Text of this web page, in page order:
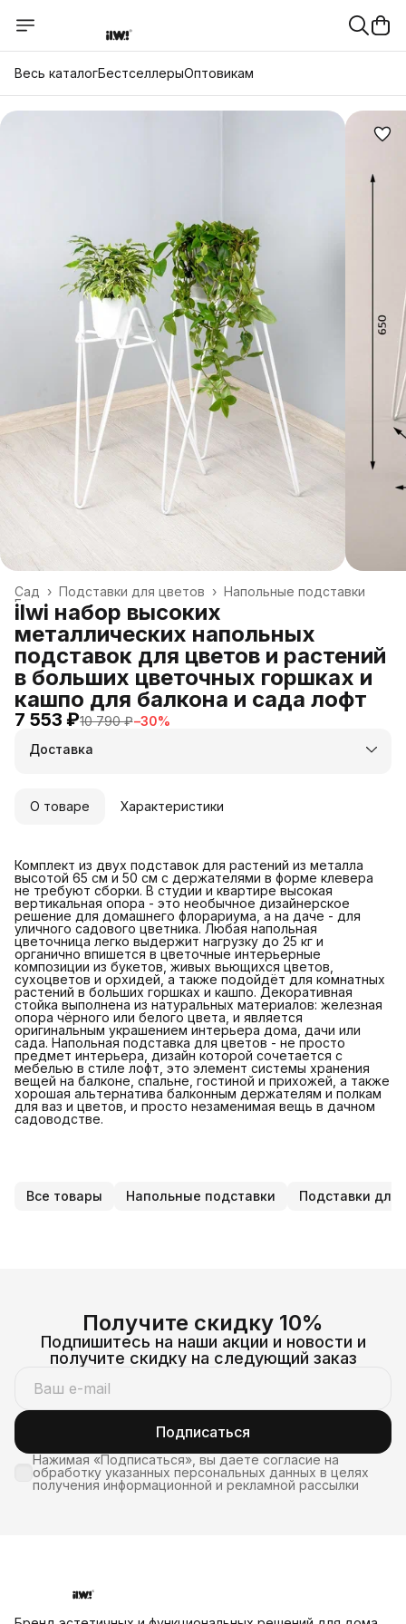
Весь каталогБестселлерыОптовикам
Напольные подставки
Подставки для цветов ›
Сад ›
Главная
ilwi набор высоких
металлических напольных
подставок для цветов и растений
в больших цветочных горшках и
кашпо для балкона и сада лофт
7 553 ₽10 790 ₽−30%
Доставка
О товаре Характеристики
Комплект из двух подставок для растений из металла
высотой 65 см и 50 см с держателями в форме клевера
не требуют сборки. В студии и квартире высокая
вертикальная опора - это необычное дизайнерское
решение для домашнего флорариума, а на даче - для
уличного садового цветника. Любая напольная
цветочница легко выдержит нагрузку до 25 кг и
органично впишется в цветочные интерьерные
композиции из букетов, живых вьющихся цветов,
сухоцветов и орхидей, а также подойдёт для комнатных
растений в больших горшках и кашпо. Декоративная
стойка выполнена из натуральных материалов: железная
опора чёрного или белого цвета, и является
оригинальным украшением интерьера дома, дачи или
сада. Напольная подставка для цветов - не просто
предмет интерьера, дизайн которой сочетается с
мебелью в стиле лофт, это элемент системы хранения
вещей на балконе, спальне, гостиной и прихожей, а также
хорошая альтернатива балконным держателям и полкам
для ваз и цветов, и просто незаменимая вещь в дачном
садоводстве.
Все товары Напольные подставки Подставки для
Получите скидку 10%
Подпишитесь на наши акции и новости и
получите скидку на следующий заказ
Подписаться
Нажимая «Подписаться», вы даете согласие на
обработку указанных персональных данных в целях
получения информационной и рекламной рассылки